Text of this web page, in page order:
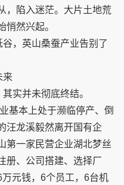
，陷入迷茫。大片土地荒
悄然兴起。
谷，英山桑蚕产业告别了
来
实并未彻底终结。
基本上处于濒临停产、倒
汪龙溪毅然离开国有企
第一家民营企业湖北梦丝
册、公司搭建、选择厂
元钱，6个员工，6台机